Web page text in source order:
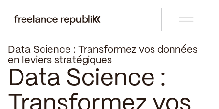
Data Science : Transformez vos données
en leviers stratégiques
Data Science :
Transformez vos